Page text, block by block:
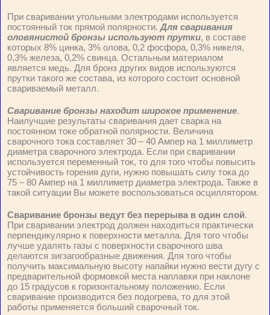
При сваривании угольными электродами используется
постоянный ток прямой полярности. Для сваривания
оловянистой бронзы используют прутки, в составе
которых 8% цинка, 3% олова, 0,2 фосфора, 0,3% никеля,
0,3% железа, 0,2% свинца. Остальным материалом
является медь. Для бронз других видов используются
прутки такого же состава, из которого состоит основной
свариваемый металл.
Сваривание бронзы находит широкое применение.
Наилучшие результаты сваривания дает сварка на
постоянном токе обратной полярности. Величина
сварочного тока составляет 30 – 40 Ампер на 1 миллиметр
диаметра сварочного электрода. Если при сваривании
используется переменный ток, то для того чтобы повысить
устойчивость горения дуги, нужно повышать силу тока до
75 – 80 Ампер на 1 миллиметр диаметра электрода. Также в
такой ситуации Вы можете воспользоваться осциллятором.
Сваривание бронзы ведут без перерыва в один слой.
При сваривании электрод должен находиться практически
перпендикулярно к поверхности металла. Для того чтобы
лучше удалять газы с поверхности сварочного шва
делаются зигзагообразные движения. Для того чтобы
получить максимальную высоту напайки нужно вести дугу с
предварительной формовкой места наплавки при наклоне
до 15 градусов к горизонтальному положению. Если
сваривание производится без подогрева, то для этой
работы применяется больший сварочный ток.